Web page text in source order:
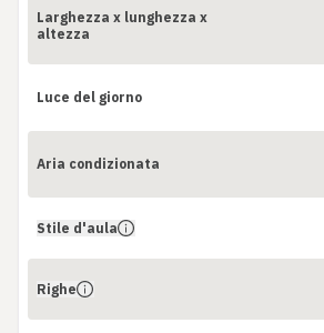
Larghezza x lunghezza x
altezza
Luce del giorno
Aria condizionata
Stile d'aula
Righe